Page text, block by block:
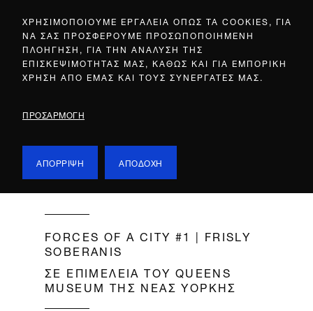
ΧΡΗΣΙΜΟΠΟΙΟΥΜΕ ΕΡΓΑΛΕΙΑ ΟΠΩΣ ΤΑ COOKIES, ΓΙΑ
ΝΑ ΣΑΣ ΠΡΟΣΦΕΡΟΥΜΕ ΠΡΟΣΩΠΟΠΟΙΗΜΕΝΗ
ΠΛΟΗΓΗΣΗ, ΓΙΑ ΤΗΝ ΑΝΑΛΥΣΗ ΤΗΣ
ΕΠΙΣΚΕΨΙΜΟΤΗΤΑΣ ΜΑΣ, ΚΑΘΩΣ ΚΑΙ ΓΙΑ ΕΜΠΟΡΙΚΗ
ΧΡΗΣΗ ΑΠΟ ΕΜΑΣ ΚΑΙ ΤΟΥΣ ΣΥΝΕΡΓΑΤΕΣ ΜΑΣ.
ΠΡΟΣΑΡΜΟΓΗ
ΑΠΟΡΡΙΨΗ ΑΠΟΔΟΧΗ
FORCES OF A CITY #1 | FRISLY
SOBERANIS
ΣΕ ΕΠΙΜΕΛΕΙΑ ΤΟΥ QUEENS
ΜUSEUM ΤΗΣ ΝΕΑΣ ΥΟΡΚΗΣ